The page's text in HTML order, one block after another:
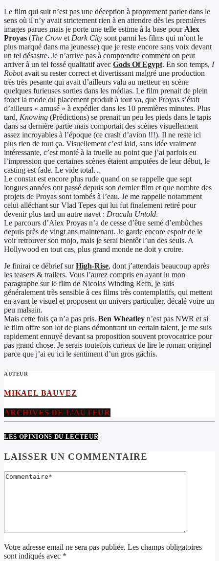
Le film qui suit n’est pas une déception à proprement parler dans le
sens où il n’y avait strictement rien à en attendre dès les premières
images parues mais je porte une telle estime à la base pour Alex
Proyas (The Crow et Dark City sont parmi les films qui m’ont le
plus marqué dans ma jeunesse) que je reste encore sans voix devant
un tel désastre. Je n’arrive pas à comprendre comment on peut
arriver à un tel fossé qualitatif avec Gods Of Egypt. En son temps, I
Robotavait su rester correct et divertissant malgré une production
très très pesante qui avait d’ailleurs valu au metteur en scène
quelques furieuses sorties dans les médias. Le film prenait de plein
fouet la mode du placement produit à tout va, que Proyas s’était
d’ailleurs « amusé » à expédier dans les 10 premières minutes. Plus
tard, Knowing (Prédictions) se prenait un peu les pieds dans le tapis
dans sa dernière partie mais comportait des scènes visuellement
assez incroyables à l’époque (ce crash d’avion !!!). Il ne reste ici
plus rien de tout ça. Visuellement c’est laid, sans idée vraiment
intéressante, c’est monté à la truelle au point que j’ai parfois eu
l’impression que certaines scènes étaient amputées de leur début, le
casting est fade. Le vide total…
Le constat est encore plus rude quand on se rappelle que sept
longues années ont passé depuis son dernier film et que nombre des
projets de Proyas sont tombés à l’eau. Je me rappelle notamment
celui alléchant sur Vlad Tepes qui lui fut finalement retiré pour
devenir plus tard un autre navet : Dracula Untold.
Le parcours d’Alex Proyas n’a de cesse d’être semé d’embûches
depuis près de vingt ans maintenant. Je garde encore espoir de le
voir retrouver son mojo, mais je serai bientôt l’un des seuls. A
Hollywood en tout cas, plus grand monde ne doit y croire.
Je finirai ce débrief surHigh-Rise, dont j’attendais beaucoup après
les teasers & trailers. Vous l’aurez compris en ayant lu mon
paragraphe sur le film de Nicolas Winding Refn, je suis
généralement très sensible à ces films très contemplatifs, qui mettent
en avant le visuel et proposent un univers particulier, décalé voire un
peu malsain.
Mais cette fois ça n’a pas pris. Ben Wheatley n’est pas NWR et si
le film offre son lot de plans démontrant un certain talent, je me suis
rapidement ennuyé devant sa proposition souvent provocatrice pour
pas grand chose. Je serais toutefois curieux de lire le roman originel
parce que j’ai eu ici le sentiment d’un gros gâchis.
AUTEUR
MIKAEL BAUVEZ
ARCHIVES DE L'AUTEUR
LES OPINIONS DU LECTEUR
LAISSER UN COMMENTAIRE
Votre adresse email ne sera pas publiée. Les champs obligatoires
sont indiqués avec *